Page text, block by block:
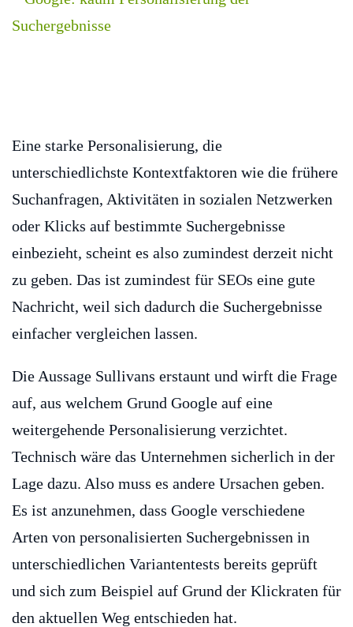
Eine starke Personalisierung, die
unterschiedlichste Kontextfaktoren wie die frühere
Suchanfragen, Aktivitäten in sozialen Netzwerken
oder Klicks auf bestimmte Suchergebnisse
einbezieht, scheint es also zumindest derzeit nicht
zu geben. Das ist zumindest für SEOs eine gute
Nachricht, weil sich dadurch die Suchergebnisse
einfacher vergleichen lassen.
Die Aussage Sullivans erstaunt und wirft die Frage
auf, aus welchem Grund Google auf eine
weitergehende Personalisierung verzichtet.
Technisch wäre das Unternehmen sicherlich in der
Lage dazu. Also muss es andere Ursachen geben.
Es ist anzunehmen, dass Google verschiedene
Arten von personalisierten Suchergebnissen in
unterschiedlichen Variantentests bereits geprüft
und sich zum Beispiel auf Grund der Klickraten für
den aktuellen Weg entschieden hat.